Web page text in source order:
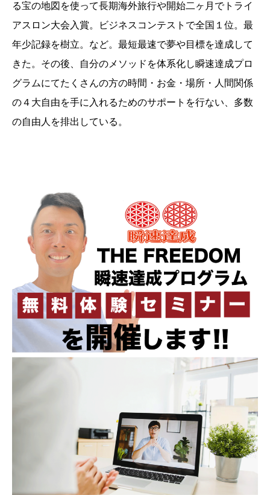
る宝の地図を使って長期海外旅行や開始二ヶ月でトライ
アスロン大会入賞。ビジネスコンテストで全国１位。最
年少記録を樹立。など。最短最速で夢や目標を達成して
きた。その後、自分のメソッドを体系化し瞬速達成プロ
グラムにてたくさんの方の時間・お金・場所・人間関係
の４大自由を手に入れるためのサポートを行ない、多数
の自由人を排出している。